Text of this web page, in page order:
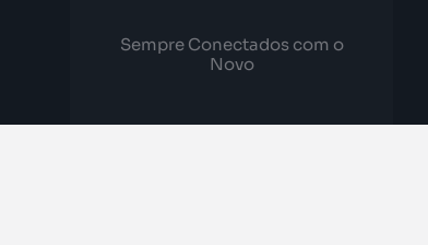
Sempre Conectados com o
Novo